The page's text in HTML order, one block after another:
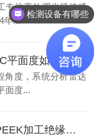
专注高外观光纤传感
年...
雷达外壳CNC平面度如何保证？厂家常用5项检测指标解析
角度，系统分析雷达
面度...
人形机器人PEEK加工绝缘件变形案例：厂家用5项指标精准解决
检测设备有哪些